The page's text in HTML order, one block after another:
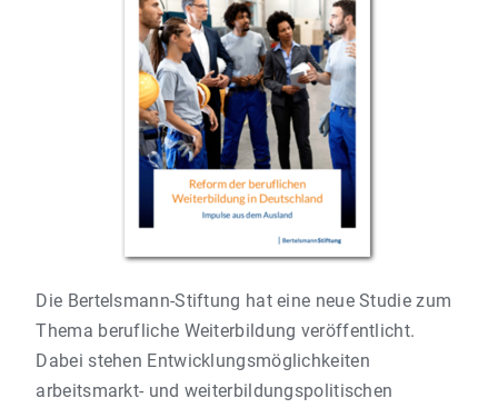
Die Bertelsmann-Stiftung hat eine neue Studie zum
Thema berufliche Weiterbildung veröffentlicht.
Dabei stehen Entwicklungsmöglichkeiten
arbeitsmarkt- und weiterbildungspolitischen